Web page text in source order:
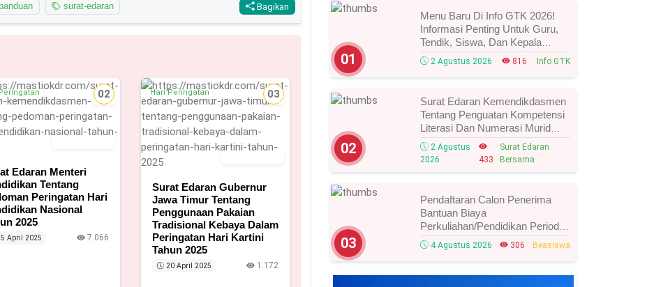
surat-edaran Bagikan
02
Edaran Menteri
Tentang
Peringatan Hari
Nasional
2025
April 2025 7.066
03
Hari Peringatan
Surat Edaran Gubernur
Jawa Timur Tentang
Penggunaan Pakaian
Tradisional Kebaya Dalam
Peringatan Hari Kartini
Tahun 2025
20 April 2025 1.172
01
Menu Baru Di Info GTK 2026!
Informasi Penting Untuk Guru,
Tendik, Siswa, Dan Kepala
Sekolah, Segera Cek Ini Batas
Waktunya!
2 Agustus 2026 816 Info GTK
02
Surat Edaran Kemendikdasmen
Tentang Penguatan Kompetensi
Literasi Dan Numerasi Murid
Tahun 2026, Ini Strategi Dan
Alurnya
2 Agustus
2026
433
Surat Edaran
Bersama
03
Pendaftaran Calon Penerima
Bantuan Biaya
Perkuliahan/Pendidikan Periode
Agustus 2026 Resmi Dibuka,
Simak Syarat Dan Jadwal
Lengkapnya
4 Agustus 2026 306 Beasiswa